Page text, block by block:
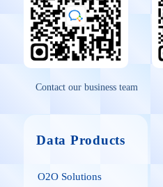
Contact our business team
Data Products
O2O Solutions